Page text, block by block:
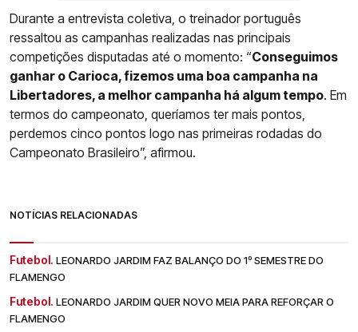
Durante a entrevista coletiva, o treinador português
ressaltou as campanhas realizadas nas principais
competições disputadas até o momento: “Conseguimos
ganhar o Carioca, fizemos uma boa campanha na
Libertadores, a melhor campanha há algum tempo. Em
termos do campeonato, queríamos ter mais pontos,
perdemos cinco pontos logo nas primeiras rodadas do
Campeonato Brasileiro”, afirmou.
NOTÍCIAS RELACIONADAS
Futebol. LEONARDO JARDIM FAZ BALANÇO DO 1º SEMESTRE DO
FLAMENGO
Futebol. LEONARDO JARDIM QUER NOVO MEIA PARA REFORÇAR O
FLAMENGO